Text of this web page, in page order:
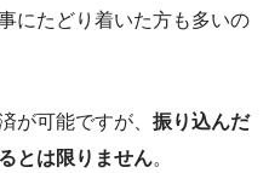
にたどり着いた方も多いの
が可能ですが、 振り込んだ
とは限りません。